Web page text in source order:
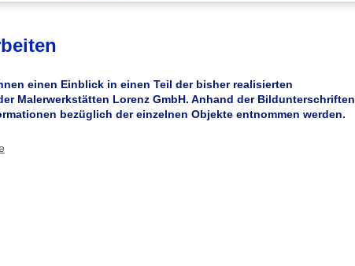
einen Einblick in einen Teil der bisher realisierten
Malerwerkstätten Lorenz GmbH. Anhand der Bildunterschriften
bezüglich der einzelnen Objekte entnommen werden.